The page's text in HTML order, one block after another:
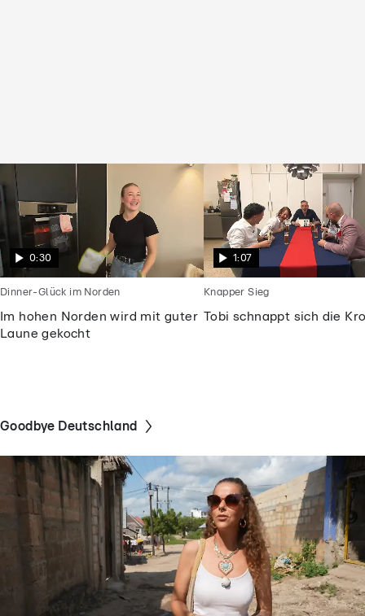
0:30
Im hohen Norden wird mit guter
Laune gekocht
Dinner-Glück im Norden
1:07
Tobi schnappt sich die
Knapper Sieg
Goodbye Deutschland